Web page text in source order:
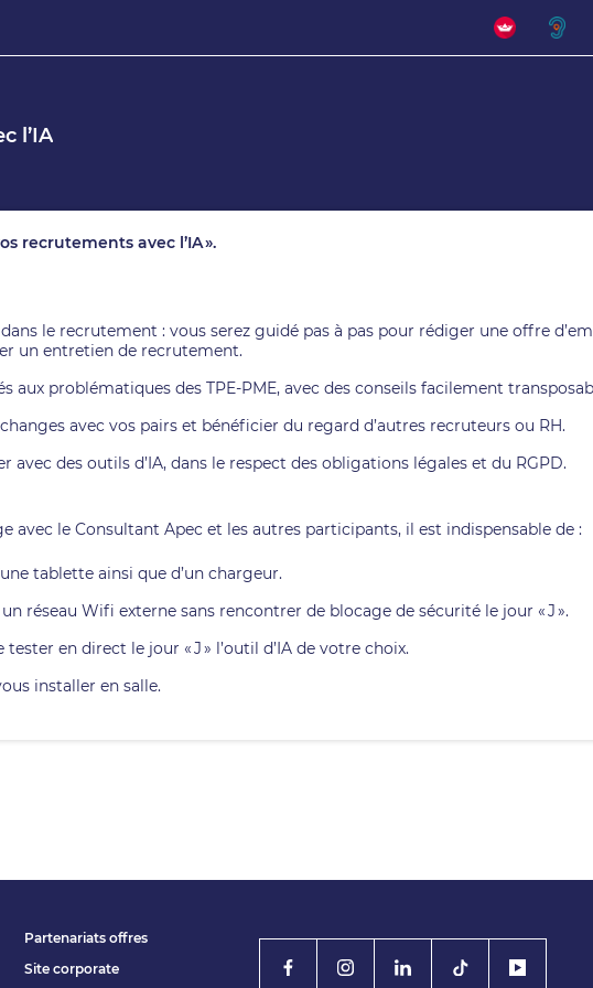
l’IA
recrutements avec l’IA ».
le recrutement : vous serez guidé pas à pas pour rédiger une offre
un entretien de recrutement.
aux problématiques des TPE-PME, avec des conseils facilement
avec vos pairs et bénéficier du regard d’autres recruteurs ou RH.
des outils d’IA, dans le respect des obligations légales et du RGPD.
avec le Consultant Apec et les autres participants, il est indispensable de :
tablette ainsi que d’un chargeur.
réseau Wifi externe sans rencontrer de blocage de sécurité le jour « J ».
en direct le jour « J » l’outil d’IA de votre choix.
installer en salle.
Partenariats offres
Site corporate